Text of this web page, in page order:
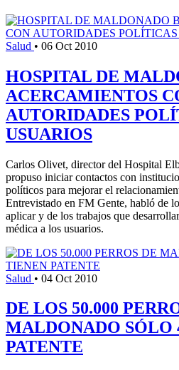
Salud • 06 Oct 2010
HOSPITAL DE
ACERCAMIENTOS
AUTORIDADES
USUARIOS
Carlos Olivet, director del Hospital
propuso iniciar contactos con
políticos para mejorar el
Entrevistado en FM Gente, habló de
aplicar y de los trabajos que
médica a los usuarios.
Salud • 04 Oct 2010
DE LOS 50.000
MALDONADO SÓLO
PATENTE